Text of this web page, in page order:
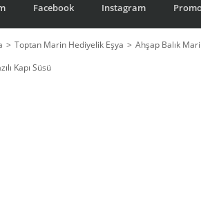
Facebook Instagram
Toptan Marin Hediyelik Eşya Ahşap Balık